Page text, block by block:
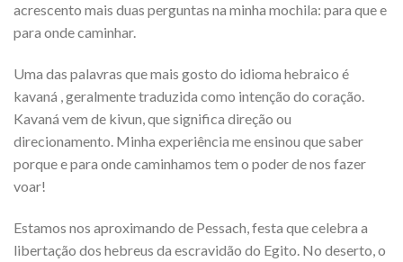
acrescento mais duas perguntas na minha mochila: para que e
para onde caminhar.
Uma das palavras que mais gosto do idioma hebraico é
kavaná , geralmente traduzida como intenção do coração.
Kavaná vem de kivun, que significa direção ou
direcionamento. Minha experiência me ensinou que saber
porque e para onde caminhamos tem o poder de nos fazer
voar!
Estamos nos aproximando de Pessach, festa que celebra a
libertação dos hebreus da escravidão do Egito. No deserto, o